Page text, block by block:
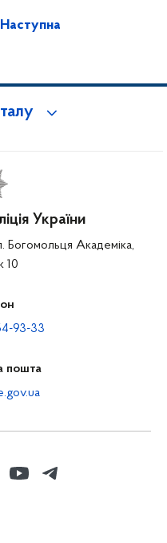
Наступна
України
Богомольця Академіка,
10
93-33
пошта